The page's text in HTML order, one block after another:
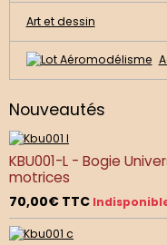
Art et dessin
Nouveautés
KBU001-L - Bogie
motrices
70,00€ TTC